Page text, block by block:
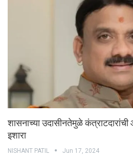
शासनाच्या उदासीनतेमुळे
इशारा
NISHANT PATIL Jun 17, 2024